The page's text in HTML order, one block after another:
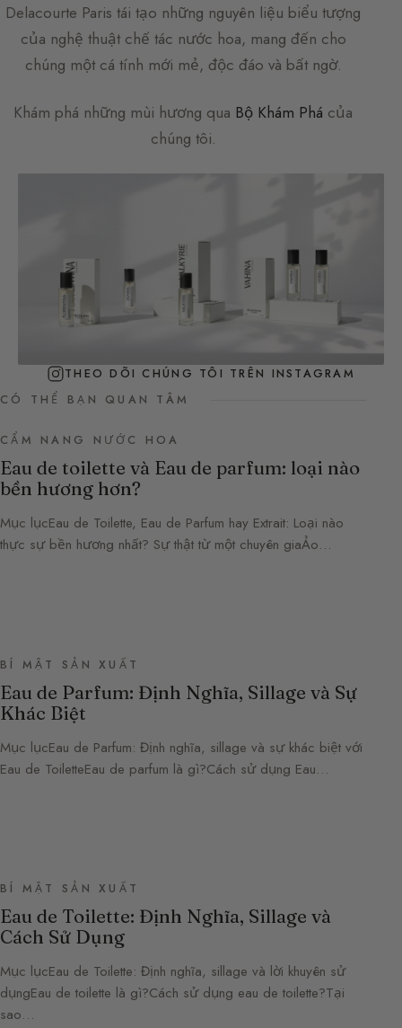
Delacourte Paris tái tạo những nguyên liệu biểu tượng
của nghệ thuật chế tác nước hoa, mang đến cho
chúng một cá tính mới mẻ, độc đáo và bất ngờ.
Khám phá những mùi hương qua Bộ Khám Phá của
chúng tôi.
THEO DÕI CHÚNG TÔI TRÊN INSTAGRAM
CÓ THỂ BẠN QUAN TÂM
CẨM NANG NƯỚC HOA
Eau de toilette và Eau de parfum: loại nào
bền hương hơn?
Mục lụcEau de Toilette, Eau de Parfum hay Extrait: Loại nào
thực sự bền hương nhất? Sự thật từ một chuyên giaẢo…
BÍ MẬT SẢN XUẤT
Eau de Parfum: Định Nghĩa, Sillage và Sự
Khác Biệt
Mục lụcEau de Parfum: Định nghĩa, sillage và sự khác biệt với
Eau de ToiletteEau de parfum là gì?Cách sử dụng Eau…
BÍ MẬT SẢN XUẤT
Eau de Toilette: Định Nghĩa, Sillage và
Cách Sử Dụng
Mục lụcEau de Toilette: Định nghĩa, sillage và lời khuyên sử
dụngEau de toilette là gì?Cách sử dụng eau de toilette?Tại
sao…